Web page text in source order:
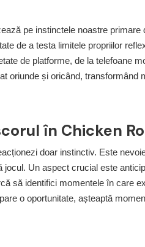
pe instinctele noastre
de a testa limitele propriilor
de platforme, de la telefoane
oriunde și oricând, transformând
în Chicken
doar instinctiv. Este
Un aspect crucial este
să identifici momentele în care
o oportunitate, așteaptă